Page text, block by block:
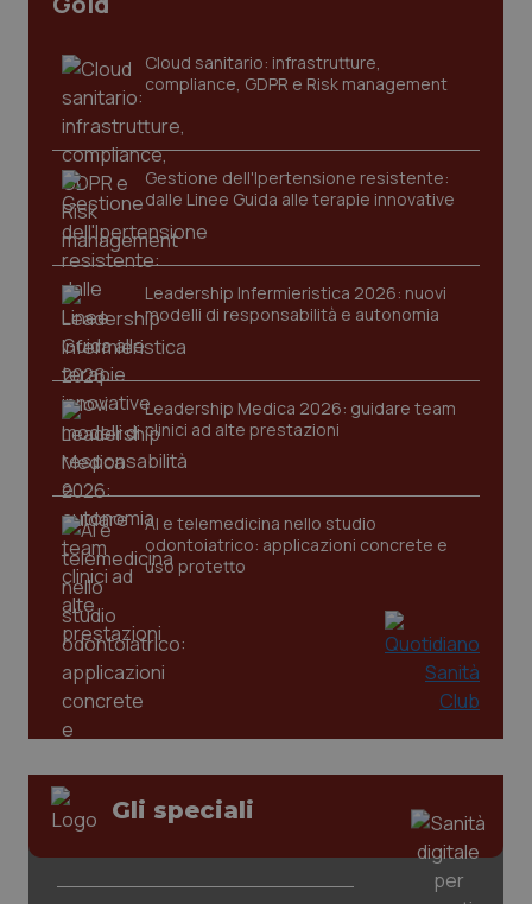
Cloud sanitario: infrastrutture,
compliance, GDPR e Risk management
Gestione dell'Ipertensione resistente:
dalle Linee Guida alle terapie innovative
Leadership Infermieristica 2026: nuovi
modelli di responsabilità e autonomia
Leadership Medica 2026: guidare team
clinici ad alte prestazioni
AI e telemedicina nello studio
odontoiatrico: applicazioni concrete e
uso protetto
Gli speciali
sito web abilitandone funzionalità di base quali la
protette del sito. Il sito web non è in grado di
funzionare correttamente senza questi cookie.
Nome
VISITOR_PRIVACY_METADATA
YouTube
CookieScriptConsent
CookieScript
www.quotidianosanita.it
tracking-sites-ironfish-
www.quotidianosanita.it
2